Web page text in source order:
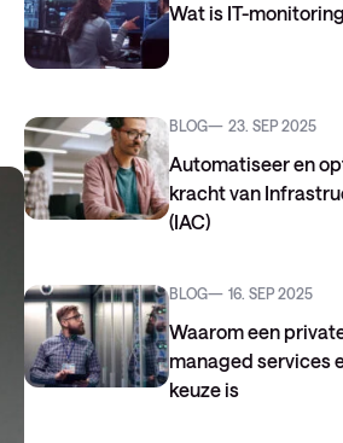
Wat is IT-
BLOG 23. SEP 2025
Automatiseer en
kracht van
(IAC)
BLOG 16. SEP 2025
Waarom een
managed services
keuze is